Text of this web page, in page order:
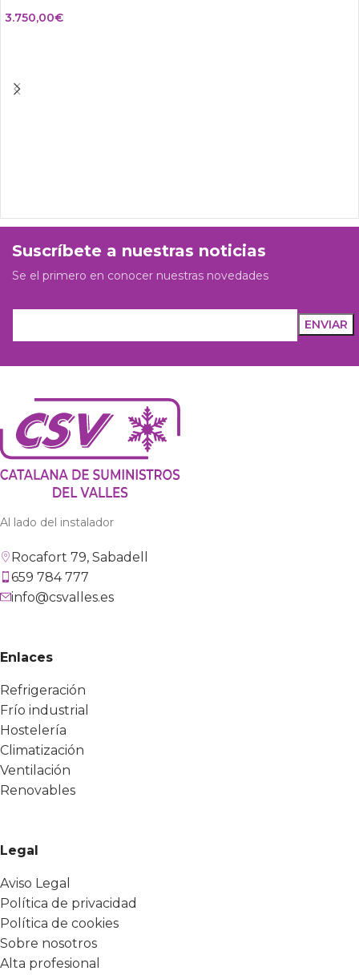
3.750,00€
Suscríbete a nuestras noticias
Se el primero en conocer nuestras novedades
Al lado del instalador
Rocafort 79, Sabadell
659 784 777
info@csvalles.es
Enlaces
Refrigeración
Frío industrial
Hostelería
Climatización
Ventilación
Renovables
Legal
Aviso Legal
Política de privacidad
Política de cookies
Sobre nosotros
Alta profesional